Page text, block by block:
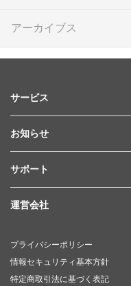
アーカイブス
サービス
お知らせ
サポート
運営会社
プライバシーポリシー
情報セキュリティ基本方針
特定商取引法に基づく表記